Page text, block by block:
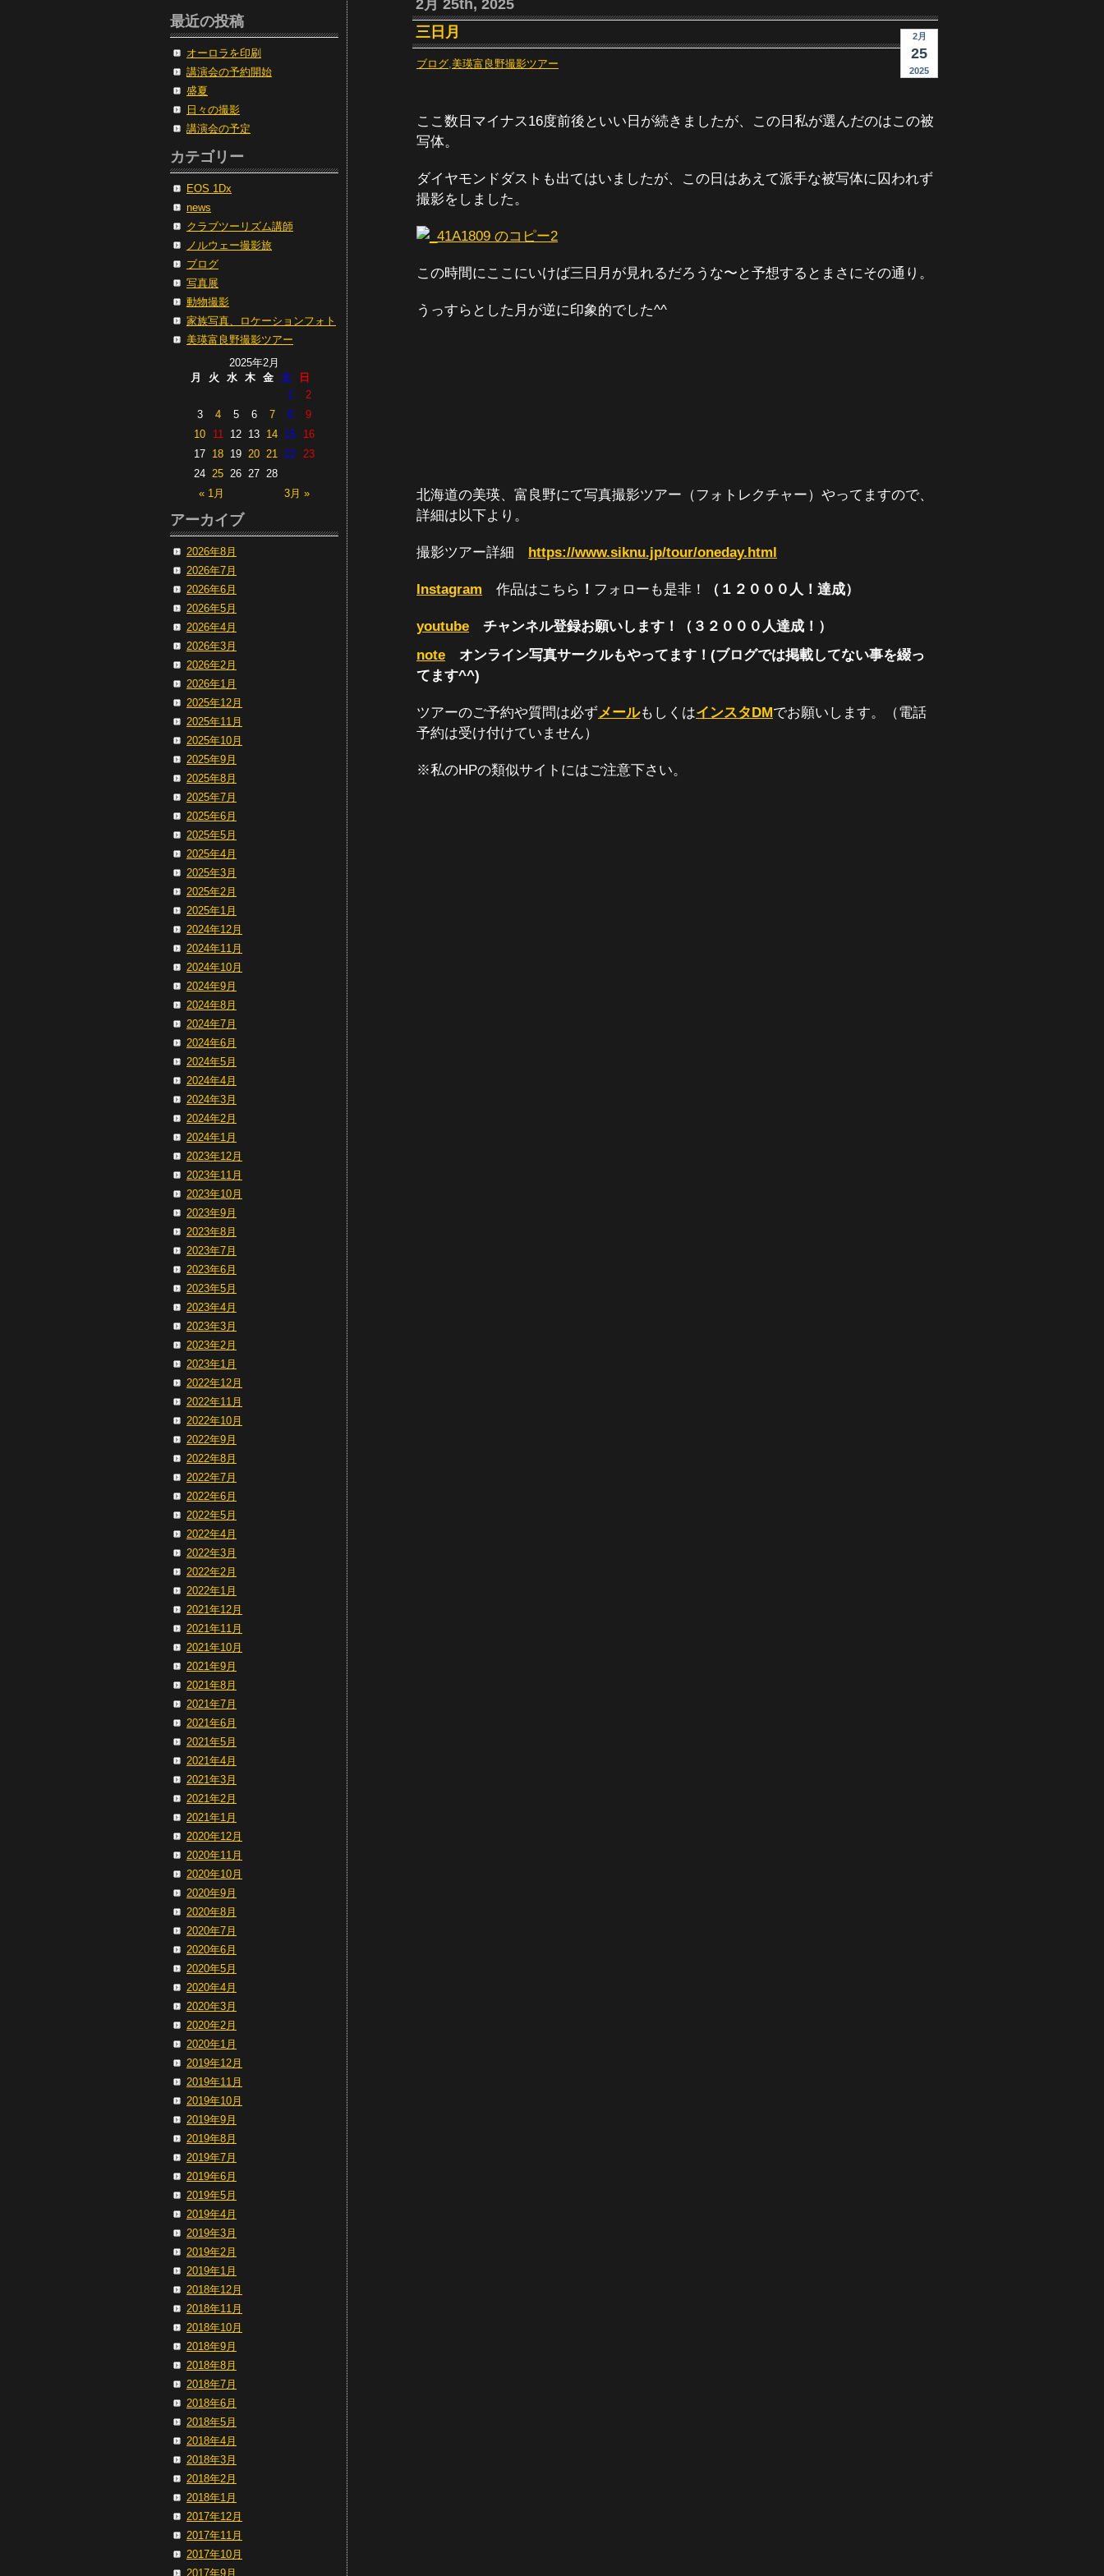
2月 25th, 2025
2月
25
2025
三日月
ブログ,美瑛富良野撮影ツアー
ここ数日マイナス16度前後といい日が続きましたが、この日私が選んだのはこの被
写体。
ダイヤモンドダストも出てはいましたが、この日はあえて派手な被写体に囚われず
撮影をしました。
この時間にここにいけば三日月が見れるだろうな〜と予想するとまさにその通り。
うっすらとした月が逆に印象的でした^^
北海道の美瑛、富良野にて写真撮影ツアー（フォトレクチャー）やってますので、
詳細は以下より。
撮影ツアー詳細 https://www.siknu.jp/tour/oneday.html
Instagram 作品はこちら ！ フォローも是非！ （１２０００人！達成）
youtube チャンネル登録お願いします！（３２０００人達成！）
note オンライン写真サークルもやってます！(ブログでは掲載してない事を綴っ
てます^^)
ツアーのご予約や質問は必ずメールもしくはインスタDMでお願いします。（電話
予約は受け付けていません）
※私のHPの類似サイトにはご注意下さい。
最近の投稿
オーロラを印刷
講演会の予約開始
盛夏
日々の撮影
講演会の予定
カテゴリー
EOS 1Dx
news
クラブツーリズム講師
ノルウェー撮影旅
ブログ
写真展
動物撮影
家族写真、ロケーションフォト
美瑛富良野撮影ツアー
2025年2月
月
火 水 木 金 土 日
« 1月 3月 »
1
2
3
4 5 6 7 8
9
10
11 12 13 14 15
16
17
18 19 20 21 22
23
24 25 26 27 28
アーカイブ
2026年8月
2026年7月
2026年6月
2026年5月
2026年4月
2026年3月
2026年2月
2026年1月
2025年12月
2025年11月
2025年10月
2025年9月
2025年8月
2025年7月
2025年6月
2025年5月
2025年4月
2025年3月
2025年2月
2025年1月
2024年12月
2024年11月
2024年10月
2024年9月
2024年8月
2024年7月
2024年6月
2024年5月
2024年4月
2024年3月
2024年2月
2024年1月
2023年12月
2023年11月
2023年10月
2023年9月
2023年8月
2023年7月
2023年6月
2023年5月
2023年4月
2023年3月
2023年2月
2023年1月
2022年12月
2022年11月
2022年10月
2022年9月
2022年8月
2022年7月
2022年6月
2022年5月
2022年4月
2022年3月
2022年2月
2022年1月
2021年12月
2021年11月
2021年10月
2021年9月
2021年8月
2021年7月
2021年6月
2021年5月
2021年4月
2021年3月
2021年2月
2021年1月
2020年12月
2020年11月
2020年10月
2020年9月
2020年8月
2020年7月
2020年6月
2020年5月
2020年4月
2020年3月
2020年2月
2020年1月
2019年12月
2019年11月
2019年10月
2019年9月
2019年8月
2019年7月
2019年6月
2019年5月
2019年4月
2019年3月
2019年2月
2019年1月
2018年12月
2018年11月
2018年10月
2018年9月
2018年8月
2018年7月
2018年6月
2018年5月
2018年4月
2018年3月
2018年2月
2018年1月
2017年12月
2017年11月
2017年10月
2017年9月